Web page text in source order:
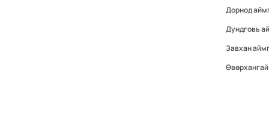
Дорнод
Дундговь
Завхан